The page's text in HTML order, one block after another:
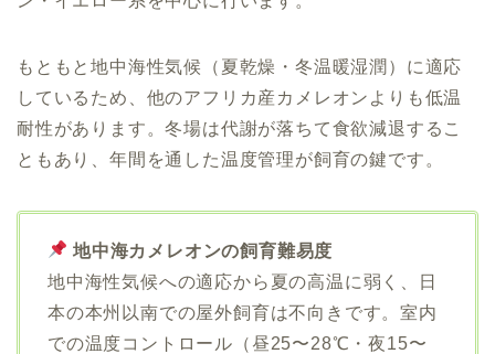
もともと地中海性気候（夏乾燥・冬温暖湿潤）に適応
しているため、他のアフリカ産カメレオンよりも低温
耐性があります。冬場は代謝が落ちて食欲減退するこ
ともあり、年間を通した温度管理が飼育の鍵です。
地中海カメレオンの飼育難易度
地中海性気候への適応から夏の高温に弱く、日
本の本州以南での屋外飼育は不向きです。室内
での温度コントロール（昼25〜28℃・夜15〜